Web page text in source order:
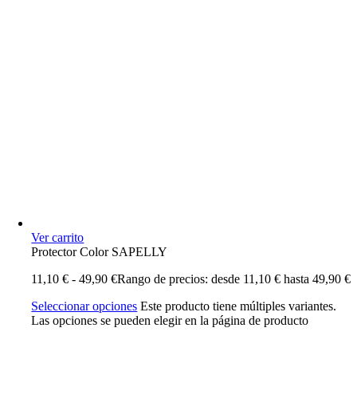
Ver carrito
Protector Color SAPELLY
11,10€ - 49,90€Rango de precios: desde 11,10 € hasta 49,90 €
Seleccionar opciones Este producto tiene múltiples variantes.
Las opciones se pueden elegir en la página de producto